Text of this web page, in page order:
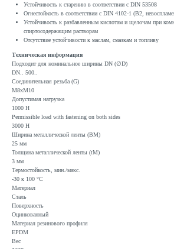
Устойчивость к старению в соответствии с DIN 53508
Огнестойкость в соответствии с DIN 4102-1 (B2,
Устойчивость к разбавленным кислотам и щелочам при
спиртосодержащим растворам
Отсутствие устойчивости к маслам, смазкам и топливу
Техническая информация
Подходит для номинальное ширины DN (∅D)
DN.. 500..
Соединительная резьба (G)
M8xM10
Допустимая нагрузка
1000 Н
Permissible load with fastening on both sides
3000 Н
Ширина металлической ленты (BM)
25 мм
Толщина металлической ленты (tM)
3 мм
Термостойкость, мин./макс.
-30 к 100 °C
Материал
Сталь
Поверхность
Оцинкованный
Материал резинового профиля
EPDM
Вес